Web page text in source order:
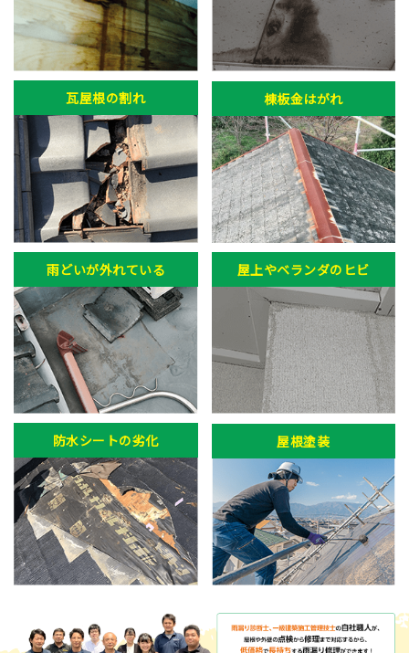
瓦屋根の割れ 棟板金はがれ
雨どいが外れている 屋上やベランダのヒビ
防水シートの劣化 屋根塗装